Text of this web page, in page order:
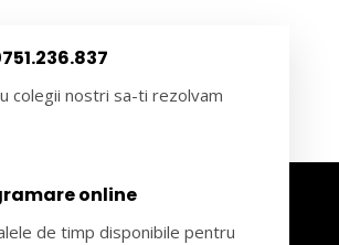
colegii nostri sa-ti rezolvam
online
de timp disponibile pentru